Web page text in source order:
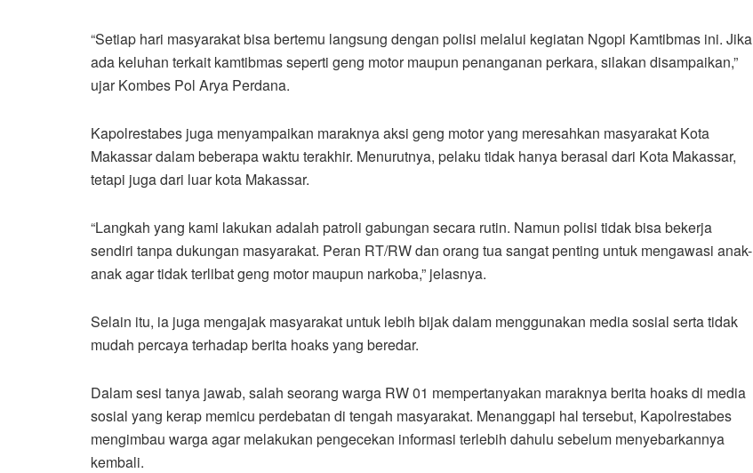
“Setiap hari masyarakat bisa bertemu langsung dengan polisi melalui kegiatan Ngopi Kamtibmas ini. Jika
ada keluhan terkait kamtibmas seperti geng motor maupun penanganan perkara, silakan disampaikan,”
ujar Kombes Pol Arya Perdana.
Kapolrestabes juga menyampaikan maraknya aksi geng motor yang meresahkan masyarakat Kota
Makassar dalam beberapa waktu terakhir. Menurutnya, pelaku tidak hanya berasal dari Kota Makassar,
tetapi juga dari luar kota Makassar.
“Langkah yang kami lakukan adalah patroli gabungan secara rutin. Namun polisi tidak bisa bekerja
sendiri tanpa dukungan masyarakat. Peran RT/RW dan orang tua sangat penting untuk mengawasi anak-
anak agar tidak terlibat geng motor maupun narkoba,” jelasnya.
Selain itu, ia juga mengajak masyarakat untuk lebih bijak dalam menggunakan media sosial serta tidak
mudah percaya terhadap berita hoaks yang beredar.
Dalam sesi tanya jawab, salah seorang warga RW 01 mempertanyakan maraknya berita hoaks di media
sosial yang kerap memicu perdebatan di tengah masyarakat. Menanggapi hal tersebut, Kapolrestabes
mengimbau warga agar melakukan pengecekan informasi terlebih dahulu sebelum menyebarkannya
kembali.